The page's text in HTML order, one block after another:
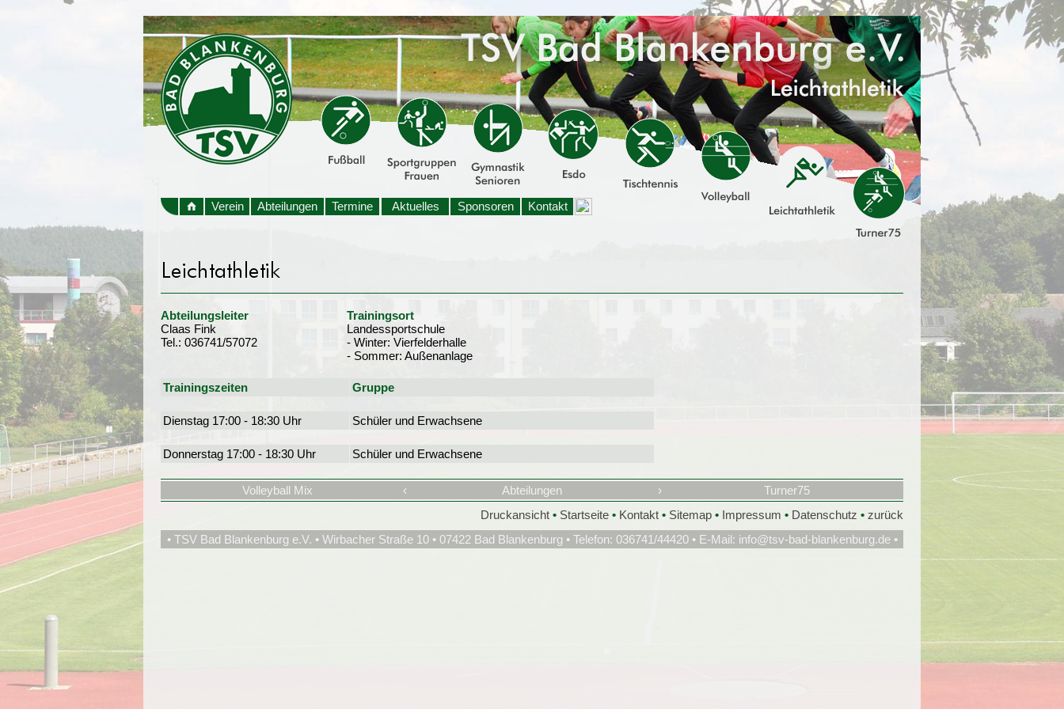
Verein Abteilungen Termine Aktuelles Sponsoren Kontakt
Abteilungsleiter
Claas Fink
Tel.: 036741/57072
Trainingsort
Landessportschule
- Winter: Vierfelderhalle
- Sommer: Außenanlage
Trainingszeiten Gruppe
Dienstag 17:00 - 18:30 Uhr Schüler und Erwachsene
Donnerstag 17:00 - 18:30 Uhr Schüler und Erwachsene
Volleyball Mix ‹ Abteilungen ›
Turner75
Druckansicht • Startseite • Kontakt • Sitemap • Impressum • Datenschutz • zurück
• TSV Bad Blankenburg e.V. • Wirbacher Straße 10 • 07422 Bad Blankenburg • Telefon: 036741/44420 • E-Mail: info@tsv-bad-blankenburg.de•